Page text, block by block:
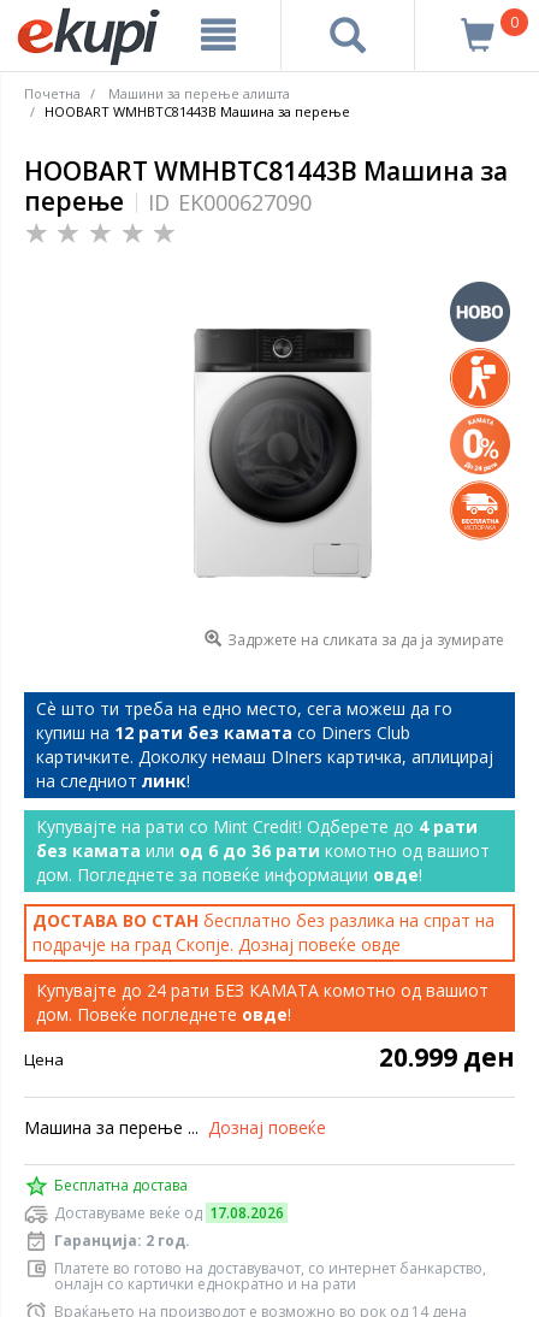
0
Почетна
Машини за перење алишта
HOOBART WMHBTC81443B Машина за перење
HOOBART WMHBTC81443B Машина за
перење
ID EK000627090
Задржете на сликата за да ја зумирате
Сѐ што ти треба на едно место, сега можеш да го
купиш на 12 рати без камата со Diners Club
картичките. Доколку немаш DIners картичка, аплицирај
на следниот линк!
Купувајте на рати со Mint Credit! Одберете до 4 рати
без камата или од 6 до 36 рати комотно од вашиот
дом. Погледнете за повеќе информации овде!
ДОСТАВА ВО СТАН бесплатно без разлика на спрат на
подрачје на град Скопје. Дознај повеќе овде
Купувајте до 24 рати БЕЗ КАМАТА комотно од вашиот
дом. Повеќе погледнете овде!
Цена 20.999 ден
Машина за перење ... Дознај повеќе
Бесплатна достава
Доставуваме веќе од 17.08.2026
Гаранција: 2 год.
Платете во готово на доставувачот, со интернет банкарство,
онлајн со картички еднократно и на рати
Враќањето на производот е возможно во рок од 14 дена